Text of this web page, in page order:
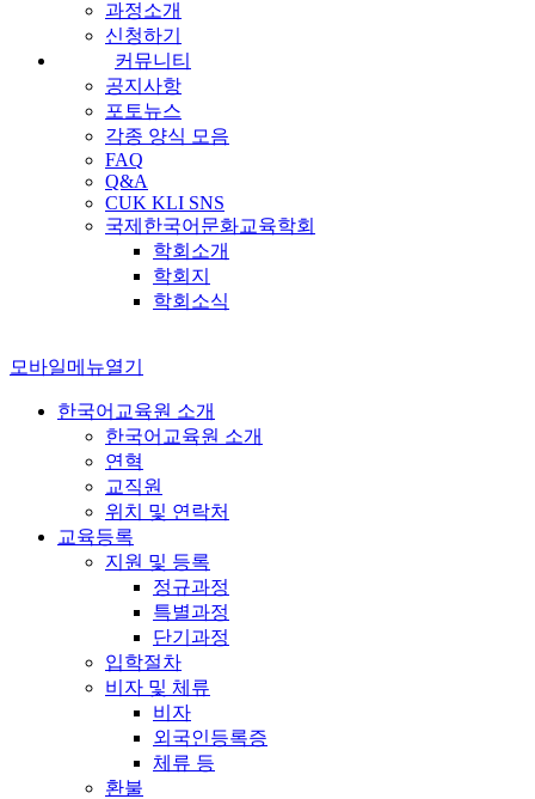
과정소개
신청하기
커뮤니티
공지사항
포토뉴스
각종 양식 모음
FAQ
Q&A
CUK KLI SNS
국제한국어문화교육학회
학회소개
학회지
학회소식
모바일메뉴열기
한국어교육원 소개
한국어교육원 소개
연혁
교직원
위치 및 연락처
교육등록
지원 및 등록
정규과정
특별과정
단기과정
입학절차
비자 및 체류
비자
외국인등록증
체류 등
환불